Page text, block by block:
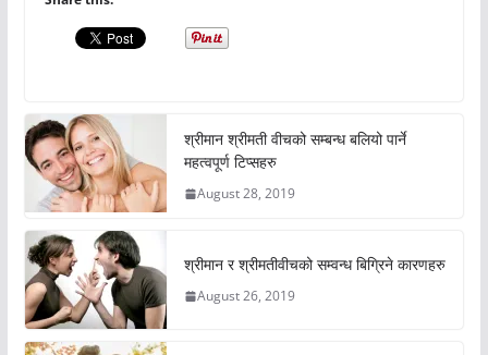
श्रीमान श्रीमती वीचको सम्बन्ध बलियो पार्ने
महत्वपूर्ण टिप्सहरु
August 28, 2019
श्रीमान र श्रीमतीवीचको सम्वन्ध बिग्रिने कारणहरु
August 26, 2019